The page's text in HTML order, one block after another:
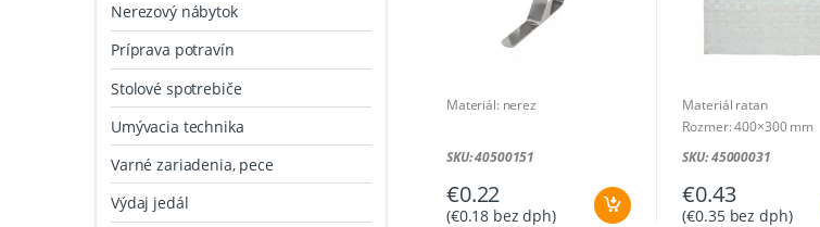
Materiál: nerez
SKU: 40500151
€0.22
(€0.18 bez dph)
Materiál ratan
Rozmer: 400×300 mm
SKU: 45000031
€0.43
(€0.35bez dph)
Nerezový nábytok
Príprava potravín
Stolové spotrebiče
Umývacia technika
Varné zariadenia, pece
Výdaj jedál